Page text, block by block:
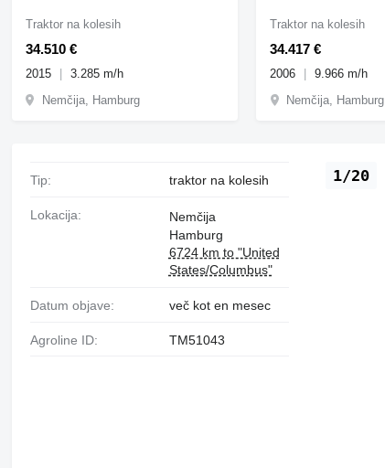
34.510 €
Traktor na kolesih
2015
3.285 m/h
Nemčija, Hamburg
34.417 €
Traktor na kolesih
2006
9.966 m/h
Nemčija, Hamburg
1/20
Tip: traktor na kolesih
Lokacija:
Nemčija
Hamburg
6724 km to "United
States/Columbus"
Datum objave: več kot en mesec
Agroline ID: TM51043